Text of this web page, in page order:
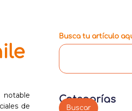
de
Busca tu artículo aquí
Categorías